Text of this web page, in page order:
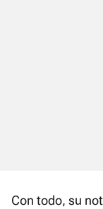
Con todo, su